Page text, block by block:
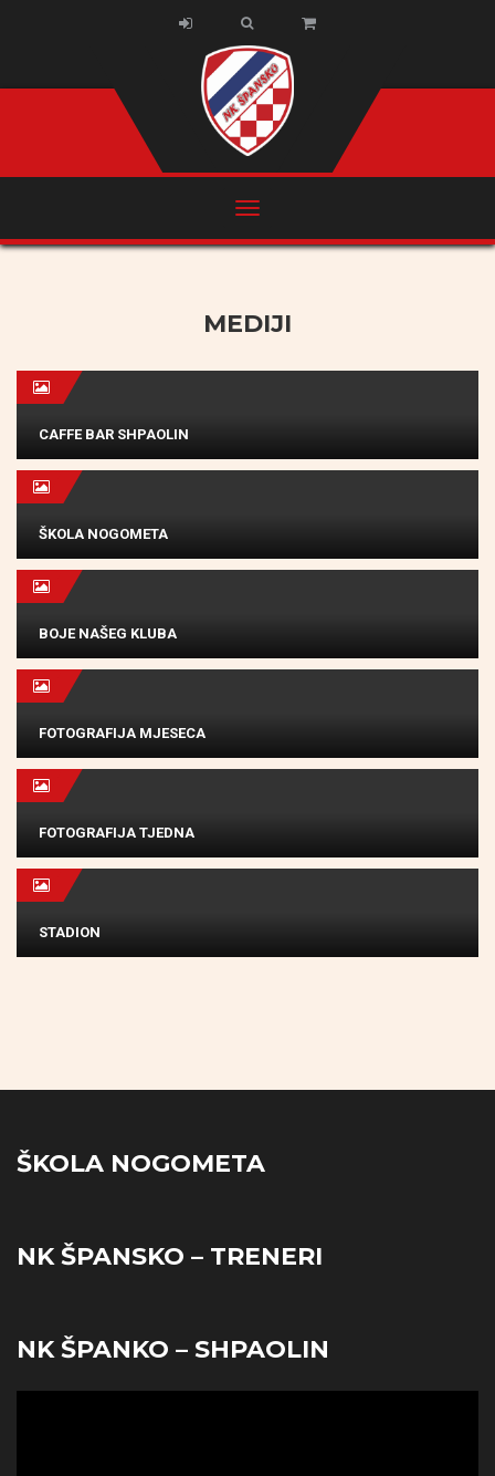
MEDIJI
CAFFE BAR SHPAOLIN
ŠKOLA NOGOMETA
BOJE NAŠEG KLUBA
FOTOGRAFIJA MJESECA
FOTOGRAFIJA TJEDNA
STADION
ŠKOLA NOGOMETA
NK ŠPANSKO – TRENERI
NK ŠPANKO – SHPAOLIN